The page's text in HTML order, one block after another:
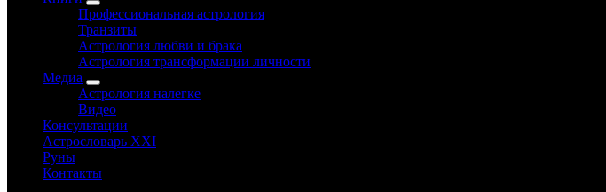
Профессиональная астрология
Транзиты
Астрология любви и брака
Астрология трансформации личности
Медиа
Астрология налегке
Видео
Консультации
Астрословарь XXI
Руны
Контакты